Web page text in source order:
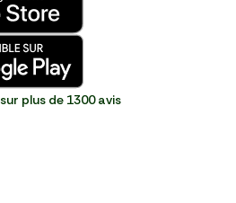
sur plus de 1300 avis